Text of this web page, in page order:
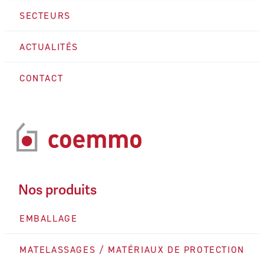
SECTEURS
ACTUALITÉS
CONTACT
Nos produits
EMBALLAGE
MATELASSAGES / MATÉRIAUX DE PROTECTION